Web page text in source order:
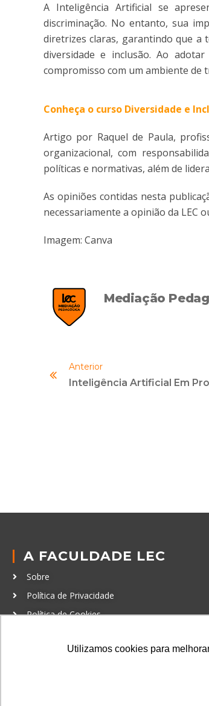
Utilizamos cookies para
A Inteligência Artificial se
discriminação. No entanto, sua
diretrizes claras, garantindo que a
diversidade e inclusão. Ao
compromisso com um ambiente
Conheça o curso Diversidade e
Artigo por Raquel de Paula,
organizacional, com
políticas e normativas, além de
As opiniões contidas nesta
necessariamente a opinião da LEC
Imagem: Canva
Mediação
Anterior
A FACULDADE LEC
Sobre
Política de Privacidade
Política de Cookies
Política Anticorrupção